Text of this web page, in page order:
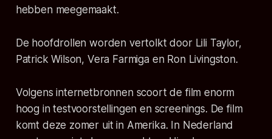
hebben meegemaakt.
De hoofdrollen worden vertolkt door Lili Taylor,
Patrick Wilson, Vera Farmiga en Ron Livingston.
Volgens internetbronnen scoort de film enorm
hoog in testvoorstellingen en screenings. De film
komt deze zomer uit in Amerika. In Nederland